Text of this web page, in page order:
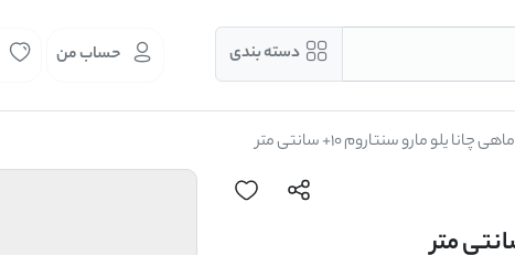
دسته بندی حساب من
ماهی چانا یلو مارو سنتاروم ۱۰+ سانتی متر